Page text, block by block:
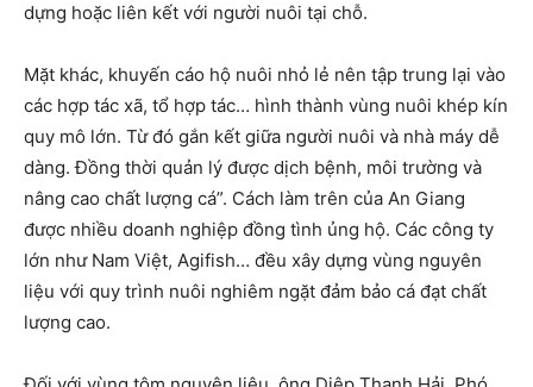
dựng hoặc liên kết với người nuôi tại chỗ.
Mặt khác, khuyến cáo hộ nuôi nhỏ lẻ nên tập trung lại vào
các hợp tác xã, tổ hợp tác… hình thành vùng nuôi khép kín
quy mô lớn. Từ đó gắn kết giữa người nuôi và nhà máy dễ
dàng. Đồng thời quản lý được dịch bệnh, môi trường và
nâng cao chất lượng cá”. Cách làm trên của An Giang
được nhiều doanh nghiệp đồng tình ủng hộ. Các công ty
lớn như Nam Việt, Agifish… đều xây dựng vùng nguyên
liệu với quy trình nuôi nghiêm ngặt đảm bảo cá đạt chất
lượng cao.